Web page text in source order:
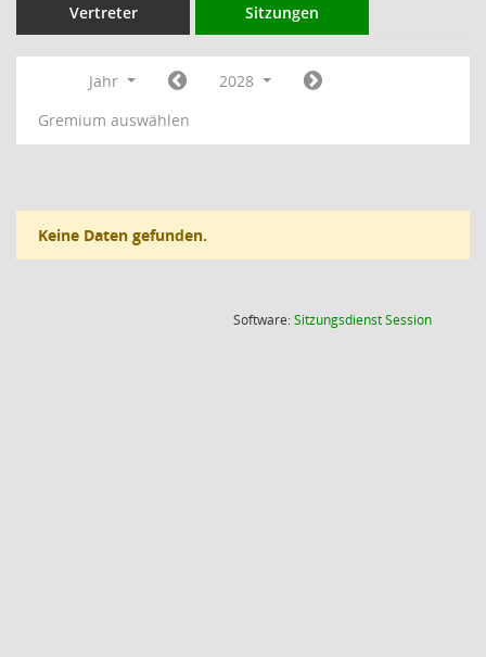
Vertreter Sitzungen
Jahr
2028
Gremium auswählen
Keine Daten gefunden.
Software:SitzungsdienstSession(Wird in